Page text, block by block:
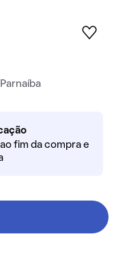
fim da compra e